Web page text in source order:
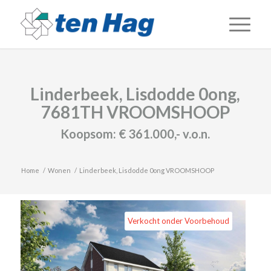
Linderbeek, Lisdodde 0ong,
7681TH VROOMSHOOP
Koopsom: € 361.000,-v.o.n.
Home / Wonen / Linderbeek, Lisdodde 0ong VROOMSHOOP
Verkocht onder Voorbehoud